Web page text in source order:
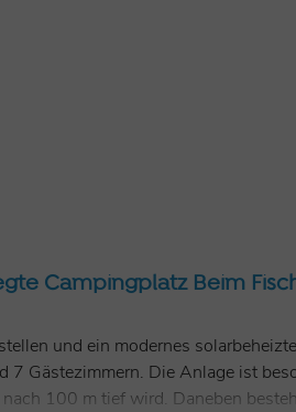
Campingplatz Beim
und ein modernes
7 Gästezimmern. Die Anlage ist
nach 100 m tief wird. Daneben